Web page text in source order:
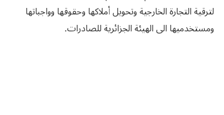
لترقية التجارة الخارجية وتحويل أملاكها وحقوقها وواجباتها
ومستخدميها الى الهيئة الجزائرية للصادرات.